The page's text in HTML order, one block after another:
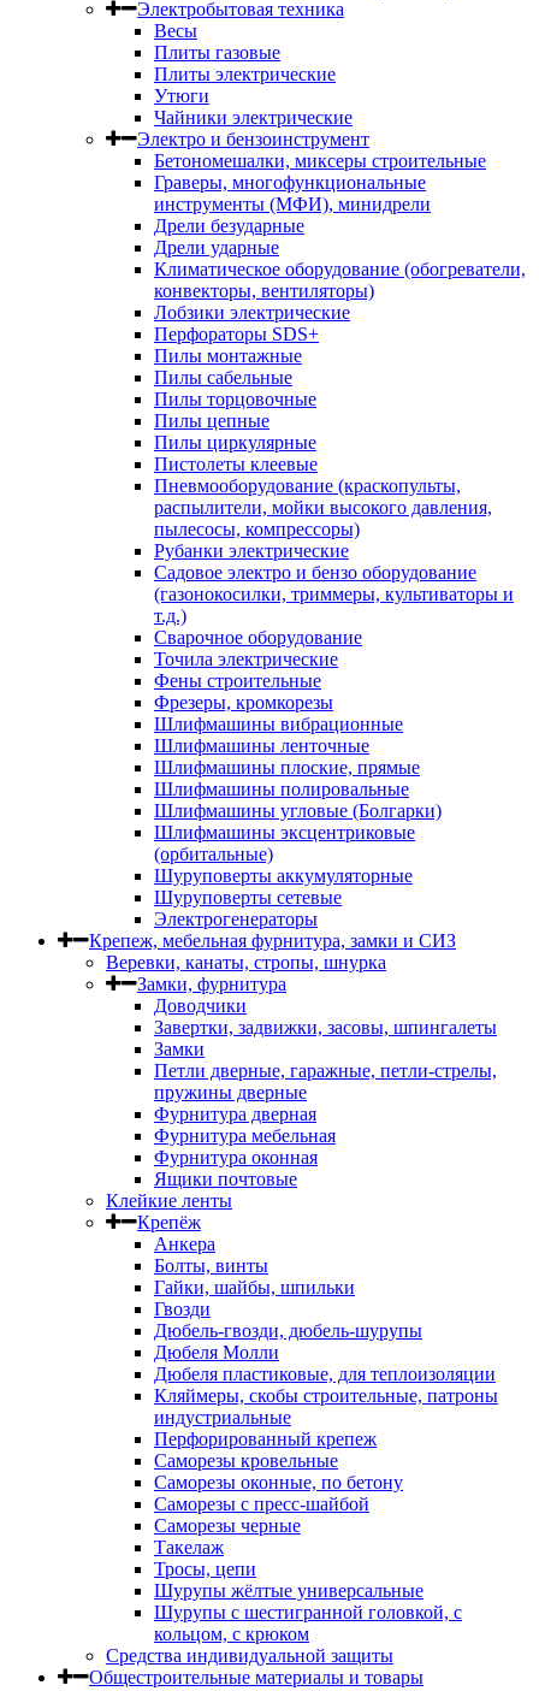
Электробытовая техника
Весы
Плиты газовые
Плиты электрические
Утюги
Чайники электрические
Электро и бензоинструмент
Бетономешалки, миксеры строительные
Граверы, многофункциональные
инструменты (МФИ), минидрели
Дрели безударные
Дрели ударные
Климатическое оборудование (обогреватели,
конвекторы, вентиляторы)
Лобзики электрические
Перфораторы SDS+
Пилы монтажные
Пилы сабельные
Пилы торцовочные
Пилы цепные
Пилы циркулярные
Пистолеты клеевые
Пневмооборудование (краскопульты,
распылители, мойки высокого давления,
пылесосы, компрессоры)
Рубанки электрические
Садовое электро и бензо оборудование
(газонокосилки, триммеры, культиваторы и
т.д.)
Сварочное оборудование
Точила электрические
Фены строительные
Фрезеры, кромкорезы
Шлифмашины вибрационные
Шлифмашины ленточные
Шлифмашины плоские, прямые
Шлифмашины полировальные
Шлифмашины угловые (Болгарки)
Шлифмашины эксцентриковые
(орбитальные)
Шуруповерты аккумуляторные
Шуруповерты сетевые
Электрогенераторы
Крепеж, мебельная фурнитура, замки и СИЗ
Веревки, канаты, стропы, шнурка
Замки, фурнитура
Доводчики
Завертки, задвижки, засовы, шпингалеты
Замки
Петли дверные, гаражные, петли-стрелы,
пружины дверные
Фурнитура дверная
Фурнитура мебельная
Фурнитура оконная
Ящики почтовые
Клейкие ленты
Крепёж
Анкера
Болты, винты
Гайки, шайбы, шпильки
Гвозди
Дюбель-гвозди, дюбель-шурупы
Дюбеля Молли
Дюбеля пластиковые, для теплоизоляции
Кляймеры, скобы строительные, патроны
индустриальные
Перфорированный крепеж
Саморезы кровельные
Саморезы оконные, по бетону
Саморезы с пресс-шайбой
Саморезы черные
Такелаж
Тросы, цепи
Шурупы жёлтые универсальные
Шурупы с шестигранной головкой, с
кольцом, с крюком
Средства индивидуальной защиты
Общестроительные материалы и товары